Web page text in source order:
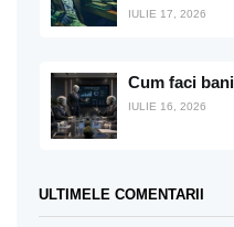
IULIE 17, 2026
Cum faci
IULIE 16, 2026
ULTIMELE COMENTARII